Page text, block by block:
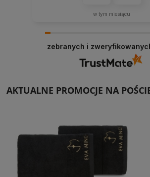
w tym miesiącu
zebranych i
AKTUALNE PROMOCJE NA